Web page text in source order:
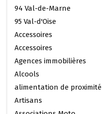
94 Val-de-Marne
95 Val-d'Oise
Accessoires
Accessoires
Agences immobilières
Alcools
alimentation de proximité
Artisans